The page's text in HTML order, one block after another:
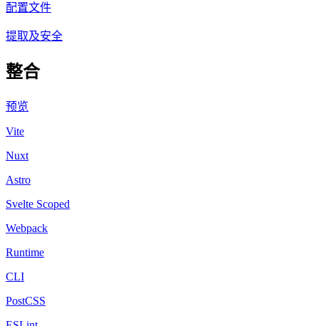
配置文件
提取及安全
整合
预览
Vite
Nuxt
Astro
Svelte Scoped
Webpack
Runtime
CLI
PostCSS